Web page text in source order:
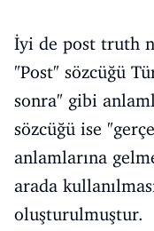
İyi de post truth
"Post" sözcüğü
sonra" gibi
sözcüğü ise
anlamlarına
arada
oluşturulmuştur.